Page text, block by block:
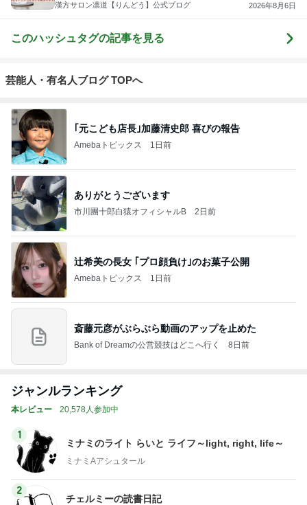
漢方サロン凛道【りんどう】公式ブログ 2026年8月6日
このハッシュタグの記事を見る
芸能人・有名人ブログ TOPへ
｢元こども店長｣加藤清史郎 喜びの報告
Amebaトピックス 1日前
ありがとうございます
市川團十郎白猿オフィシャルB 2日前
辻希美の長女 ｢プロ顔負け｣のお菓子公開
Amebaトピックス 1日前
斎藤元彦がぶらぶら動画のアップを止めた
Bank of Dreamの公営競技はどこへ行く 8日前
ジャンルランキング
本レビュー 20,578人参加中
1
ミナミのライト らいと ライフ～light, right, life～
ミナミAアシュタール
2
チェルミーの読書日記